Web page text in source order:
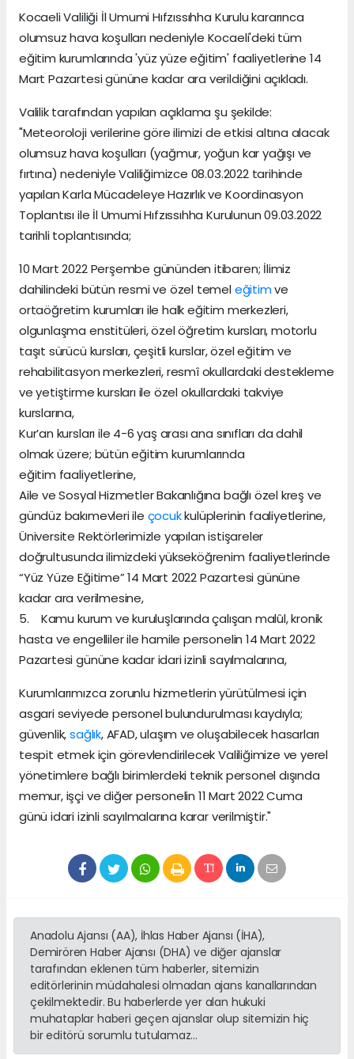
Kocaeli Valiliği İl Umumi Hıfzıssıhha Kurulu kararınca
olumsuz hava koşulları nedeniyle Kocaeli'deki tüm
eğitim kurumlarında 'yüz yüze eğitim' faaliyetlerine 14
Mart Pazartesi gününe kadar ara verildiğini açıkladı.
Valilik tarafından yapılan açıklama şu şekilde:
"Meteoroloji verilerine göre ilimizi de etkisi altına alacak
olumsuz hava koşulları (yağmur, yoğun kar yağışı ve
fırtına) nedeniyle Valiliğimizce 08.03.2022 tarihinde
yapılan Karla Mücadeleye Hazırlık ve Koordinasyon
Toplantısı ile İl Umumi Hıfzıssıhha Kurulunun 09.03.2022
tarihli toplantısında;
10 Mart 2022 Perşembe gününden itibaren; İlimiz
dahilindeki bütün resmi ve özel temeleğitimve
ortaöğretim kurumları ile halk eğitim merkezleri,
olgunlaşma enstitüleri, özel öğretim kursları, motorlu
taşıt sürücü kursları, çeşitli kurslar, özel eğitim ve
rehabilitasyon merkezleri, resmî okullardaki destekleme
ve yetiştirme kursları ile özel okullardaki takviye
kurslarına,
Kur’an kursları ile 4-6 yaş arası ana sınıfları da dahil
olmak üzere; bütün eğitim kurumlarında
eğitim faaliyetlerine,
Aile ve Sosyal Hizmetler Bakanlığına bağlı özel kreş ve
gündüz bakımevleri ile çocukkulüplerinin faaliyetlerine,
Üniversite Rektörlerimizle yapılan istişareler
doğrultusunda ilimizdeki yükseköğrenim faaliyetlerinde
“Yüz Yüze Eğitime” 14 Mart 2022 Pazartesi gününe
kadar ara verilmesine,
5. Kamu kurum ve kuruluşlarında çalışan malûl, kronik
hasta ve engelliler ile hamile personelin 14 Mart 2022
Pazartesi gününe kadar idari izinli sayılmalarına,
Kurumlarımızca zorunlu hizmetlerin yürütülmesi için
asgari seviyede personel bulundurulması kaydıyla;
güvenlik,sağlık, AFAD, ulaşım ve oluşabilecek hasarları
tespit etmek için görevlendirilecek Valiliğimize ve yerel
yönetimlere bağlı birimlerdeki teknik personel dışında
memur, işçi ve diğer personelin 11 Mart 2022 Cuma
günü idari izinli sayılmalarına karar verilmiştir."
Anadolu Ajansı (AA), İhlas Haber Ajansı (İHA),
Demirören Haber Ajansı (DHA) ve diğer ajanslar
tarafından eklenen tüm haberler, sitemizin
editörlerinin müdahalesi olmadan ajans kanallarından
çekilmektedir. Bu haberlerde yer alan hukuki
muhataplar haberi geçen ajanslar olup sitemizin hiç
bir editörü sorumlu tutulamaz...